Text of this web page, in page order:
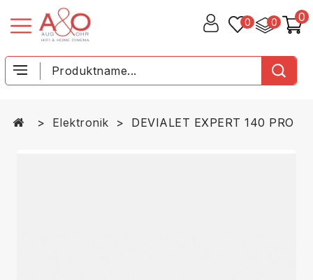
0
0
0
Elektronik DEVIALET EXPERT 140 PRO